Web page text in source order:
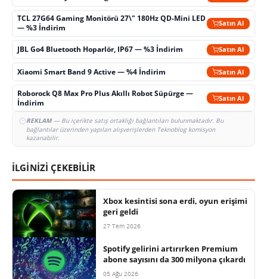
TCL 27G64 Gaming Monitörü 27\" 180Hz QD-Mini LED
— %3 İndirim
Satın Al
JBL Go4 Bluetooth Hoparlör, IP67 — %3 İndirim Satın Al
Xiaomi Smart Band 9 Active — %4 İndirim Satın Al
Roborock Q8 Max Pro Plus Akıllı Robot Süpürge —
İndirim
Satın Al
REKLAM— Bu içerikte satış ortaklığı bağlantıları bulunmaktadır. Bu
bağlantılar üzerinden yapılan alışverişlerden Teknoblog komisyon
kazanabilir.
İLGİNİZİ ÇEKEBİLİR
Xbox kesintisi sona erdi, oyun erişimi
geri geldi
27 Tem 2026
Spotify gelirini artırırken Premium
abone sayısını da 300 milyona çıkardı
05 Ağu 2026